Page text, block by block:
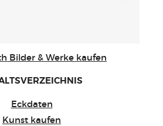
Bilder & Werke kaufen
Eckdaten
Kunst kaufen